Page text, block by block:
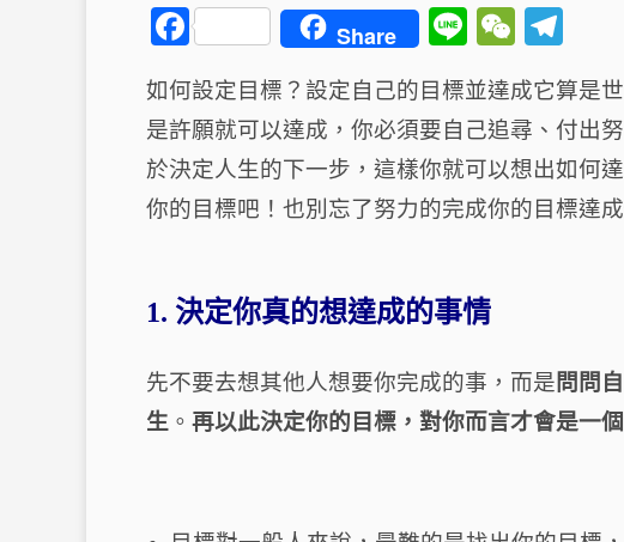
F
c
e
b
o
k
Share
Li
e
W
C
h
a
t
e
g
ra
m
如何設定目標？設定自己的目標並達成它算是
是許願就可以達成，你必須要自己追尋、付出
於決定人生的下一步，這樣你就可以想出如何
你的目標吧！也別忘了努力的完成你的目標達成
1. 決定你真的想達成的事情
先不要去想其他人想要你完成的事，而是問問
生 。 再以此決定你的目標，對你而言才會是一